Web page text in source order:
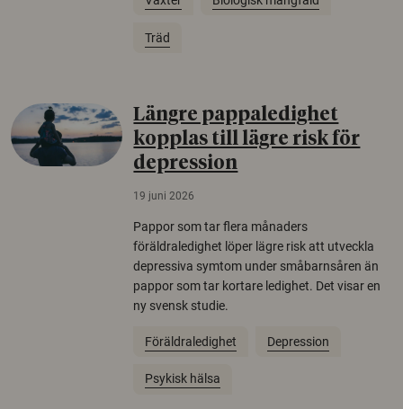
Träd
Längre pappaledighet
kopplas till lägre risk för
depression
19 juni 2026
Pappor som tar flera månaders
föräldraledighet löper lägre risk att utveckla
depressiva symtom under småbarnsåren än
pappor som tar kortare ledighet. Det visar en
ny svensk studie.
Föräldraledighet Depression
Psykisk hälsa